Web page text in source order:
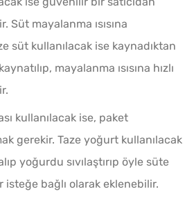
Süt mayalanma ısısına
süt kullanılacak ise kaynadıktan
mayalanma ısısına hızlı
kullanılacak ise, paket
gerekir. Taze yoğurt kullanılacak
yoğurdu sıvılaştırıp öyle süte
isteğe bağlı olarak eklenebilir.